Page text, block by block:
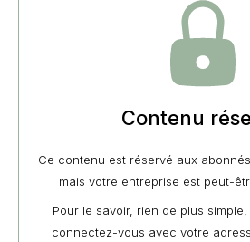
Contenu
Ce contenu est réservé aux
mais votre entreprise est peut-
Pour le savoir, rien de plus
connectez-vous avec votre